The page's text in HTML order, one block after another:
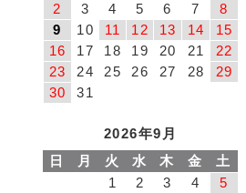
2
3 4 5 6 7
8
9
10 11 12 13 14
15
16
17 18 19 20 21
22
23
24 25 26 27 28
29
30
31
2026年9月
日
月 火 水 木 金
土
1
2 3 4
5